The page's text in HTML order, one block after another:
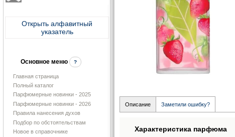
Открыть алфавитный
указатель
Основное меню ?
Главная страница
Полный каталог
Парфюмерные новинки - 2025
Парфюмерные новинки - 2026
Правила нанесения духов
Подбор по обстоятельствам
Новое в справочнике
Описание Заметили ошибку?
Характеристика парфюма